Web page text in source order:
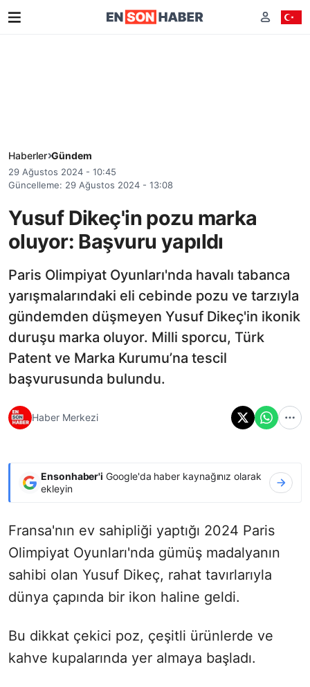
Haberler Gündem
29 Ağustos 2024 - 10:45
Güncelleme: 29 Ağustos 2024 - 13:08
Yusuf Dikeç'in pozu marka
oluyor: Başvuru yapıldı
Paris Olimpiyat Oyunları'nda havalı tabanca
yarışmalarındaki eli cebinde pozu ve tarzıyla
gündemden düşmeyen Yusuf Dikeç'in ikonik
duruşu marka oluyor. Milli sporcu, Türk
Patent ve Marka Kurumu’na tescil
başvurusunda bulundu.
Haber Merkezi
Ensonhaber'i Google'da haber kaynağınız olarak
ekleyin
Fransa'nın ev sahipliği yaptığı 2024 Paris
Olimpiyat Oyunları'nda gümüş madalyanın
sahibi olan Yusuf Dikeç, rahat tavırlarıyla
dünya çapında bir ikon haline geldi.
Bu dikkat çekici poz, çeşitli ürünlerde ve
kahve kupalarında yer almaya başladı.